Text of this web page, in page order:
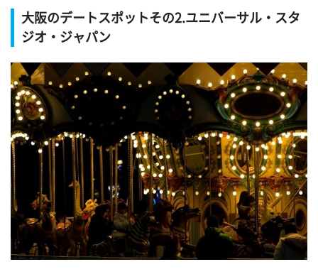
大阪のデートスポットその2.ユニバーサル・スタ
ジオ・ジャパン